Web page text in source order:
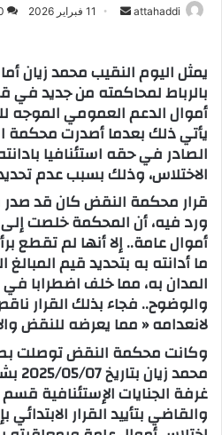
attahaddi
ل
ب
ر
ي
د
ا
إ
ل
ك
ت
ر
و
ن
ي
ا
11 فبراير 2026
يمثل اليوم النقيب محمد زيان
بالرباط لمحاكمته من جديد في
أموال الدعم العمومي الموجه
يأتي ذلك بعدما أصدرت محكمة
الاختلاس، وذلك بسبب عدم
ورد فيه، أن المحكمة خلصت إلى
أموال عامة.. إلا أنها لم
ما أدانته به بتحديد قيم المبالغ
المدان به، مما خلف اضطرابا
والوضوح.. فجاء بذلك القرار
لانعدامه « مما يعرضه للنقض
وكانت محكمة النقض توصلت
غرفة الجنايات الإستئنافية قسم
والقاضي بتأييد القرار الابتدائي